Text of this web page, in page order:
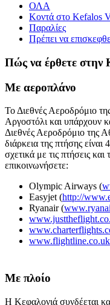
ΟΛΑ
Κοντά στο Kefalos
Παραλίες
Πρέπει να
Πώς να έρθετε στην
Με αεροπλάνο
Το Διεθνές Αεροδρόμιο
Αργοστόλι και υπάρχουν
Διεθνές Αεροδρόμιο της
διάρκεια της πτήσης
σχετικά με τις πτήσεις
επικοινωνήσετε:
Olympic Airways (
Easyjet (http://
Ryanair (
www.flightline.co.uk
Με πλοίο
Η Κεφαλονιά συνδέεται